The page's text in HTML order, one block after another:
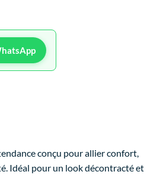
conçu pour allier confort,
Idéal pour un look décontracté et